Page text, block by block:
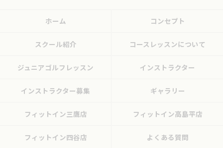
ホーム コンセプト
スクール紹介 コースレッスンについて
ジュニアゴルフレッスン インストラクター
インストラクター募集 ギャラリー
フィットイン三鷹店 フィットイン高島平店
フィットイン四谷店 よくある質問